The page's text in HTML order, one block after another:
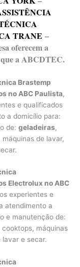
TRANE –
oferecem a
que a ABCDTEC.
Brastemp
no ABC Paulista,
e qualificados
a domicílio para:
de:geladeiras,
de lavar,
Electrolux no ABC
experientes e
atendimento a
e manutenção de:
máquinas
lavar e secar.